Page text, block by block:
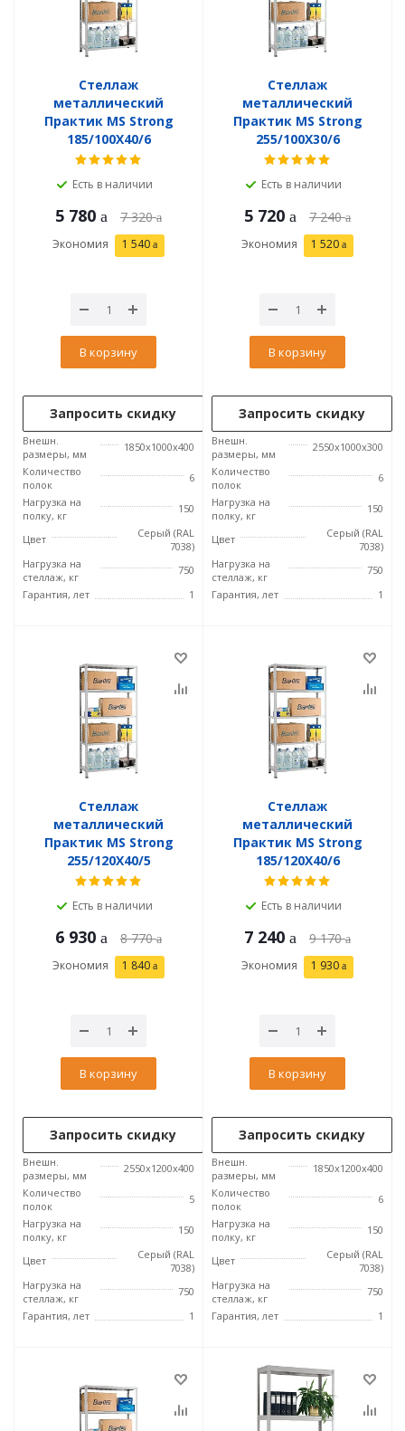
Стеллаж
металлический
Практик MS Strong
185/100X40/6
Есть в наличии
5 780 7 320
Экономия 1 540
В корзину
Запросить скидку
Внешн.
размеры, мм
1850x1000x400
Количество
полок
6
Нагрузка на
полку, кг
150
Цвет
Серый (RAL
7038)
Нагрузка на
стеллаж, кг
750
Гарантия, лет
1
Стеллаж
металлический
Практик MS Strong
255/100X30/6
Есть в наличии
5 720 7 240
Экономия 1 520
В корзину
Запросить скидку
Внешн.
размеры, мм
2550x1000x300
Количество
полок
6
Нагрузка на
полку, кг
150
Цвет
Серый (RAL
7038)
Нагрузка на
стеллаж, кг
750
Гарантия, лет
1
Стеллаж
металлический
Практик MS Strong
255/120X40/5
Есть в наличии
6 930 8 770
Экономия 1 840
В корзину
Запросить скидку
Внешн.
размеры, мм
2550x1200x400
Количество
полок
5
Нагрузка на
полку, кг
150
Цвет
Серый (RAL
7038)
Нагрузка на
стеллаж, кг
750
Гарантия, лет
1
Стеллаж
металлический
Практик MS Strong
185/120X40/6
Есть в наличии
7 240 9 170
Экономия 1 930
В корзину
Запросить скидку
Внешн.
размеры, мм
1850x1200x400
Количество
полок
6
Нагрузка на
полку, кг
150
Цвет
Серый (RAL
7038)
Нагрузка на
стеллаж, кг
750
Гарантия, лет
1